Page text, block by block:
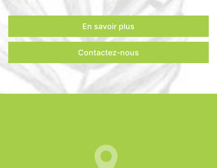
En savoir plus
Contactez-nous